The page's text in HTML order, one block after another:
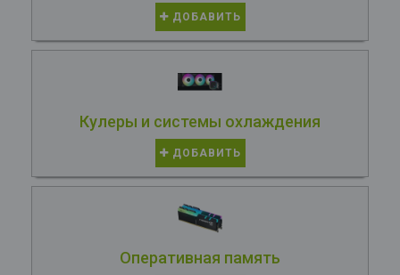
ДОБАВИТЬ
Кулеры и системы охлаждения
ДОБАВИТЬ
Оперативная память